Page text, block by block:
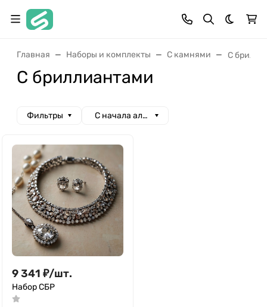
Темная
Главная Наборы и комплекты С камнями С
С бриллиантами
Фильтры С начала алфавита
9 341 ₽/шт.
Набор СБР